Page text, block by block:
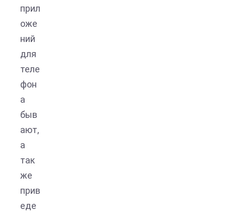
прил
оже
ний
для
теле
фон
а
быв
ают,
а
так
же
прив
еде